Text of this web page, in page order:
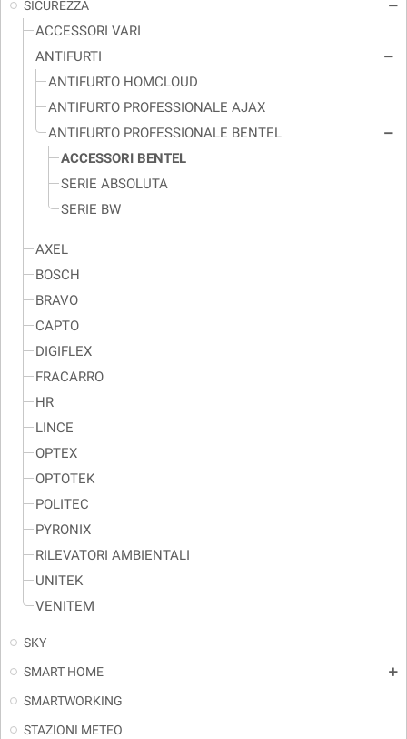
SICUREZZA remove
ACCESSORI VARI
ANTIFURTI
remove
ANTIFURTO HOMCLOUD
ANTIFURTO PROFESSIONALE AJAX
ANTIFURTO PROFESSIONALE BENTEL
remove
ACCESSORI BENTEL
SERIE ABSOLUTA
SERIE BW
AXEL
BOSCH
BRAVO
CAPTO
DIGIFLEX
FRACARRO
HR
LINCE
OPTEX
OPTOTEK
POLITEC
PYRONIX
RILEVATORI AMBIENTALI
UNITEK
VENITEM
SKY
SMART HOME
add
SMARTWORKING
STAZIONI METEO